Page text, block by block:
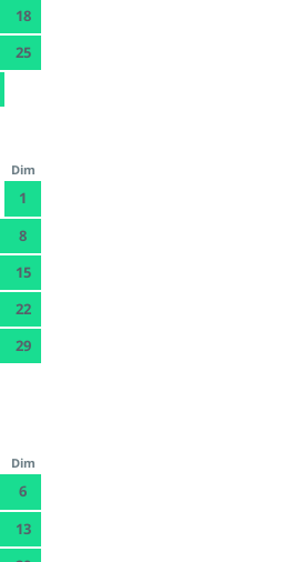
18
25
Dim
1
8
15
22
29
Dim
6
13